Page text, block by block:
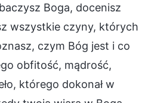
Boga, docenisz
wszystkie czyny, których
czym Bóg jest i co
obfitość, mądrość,
którego dokonał w